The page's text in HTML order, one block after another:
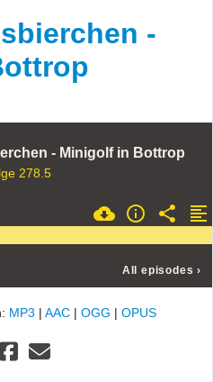
-
- Minigolf in Bottrop
278.5
All episodes ›
MP3 | AAC | OGG | OPUS